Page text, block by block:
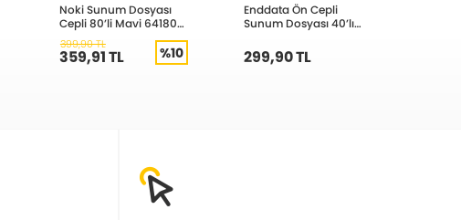
Noki Sunum Dosyası
Cepli 80’li Mavi 64180-
N-130
399,90 TL
359,91 TL %10
Enddata Ön Cepli
Sunum Dosyası 40’lı
299,90 TL